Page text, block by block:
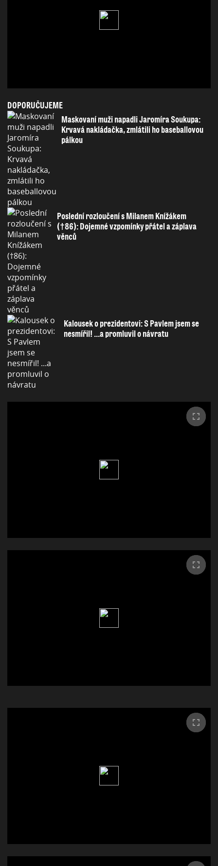
DOPORUČUJEME
Maskovaní muži napadli Jaromíra Soukupa:
Krvavá nakládačka, zmlátili ho baseballovou
pálkou
Poslední rozloučení s Milanem Knížákem
(†86): Dojemné vzpomínky přátel a záplava
věnců
Kalousek o prezidentovi: S Pavlem jsem se
nesmířil! ...a promluvil o návratu